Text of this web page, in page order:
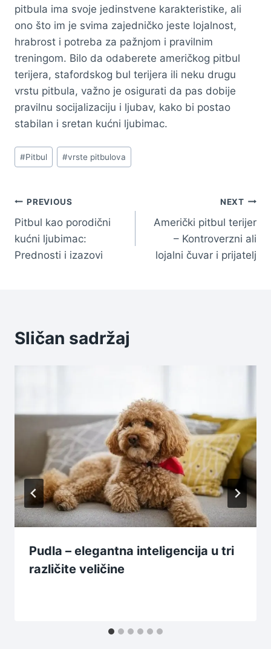
pitbula ima svoje jedinstvene karakteristike, ali
ono što im je svima zajedničko jeste lojalnost,
hrabrost i potreba za pažnjom i pravilnim
treningom. Bilo da odaberete američkog pitbul
terijera, stafordskog bul terijera ili neku drugu
vrstu pitbula, važno je osigurati da pas dobije
pravilnu socijalizaciju i ljubav, kako bi postao
stabilan i sretan kućni ljubimac.
Post
Tags:
#Pitbul #vrste pitbulova
Navigacija
članaka
PREVIOUS
Pitbul kao porodični
kućni ljubimac:
Prednosti i izazovi
NEXT
Američki pitbul terijer
– Kontroverzni ali
lojalni čuvar i prijatelj
Sličan sadržaj
Pudla – elegantna inteligencija u tri
različite veličine